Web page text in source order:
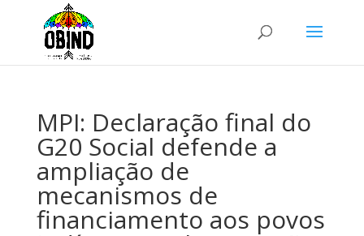
MPI: Declaração final do
G20 Social defende a
ampliação de
mecanismos de
financiamento aos povos